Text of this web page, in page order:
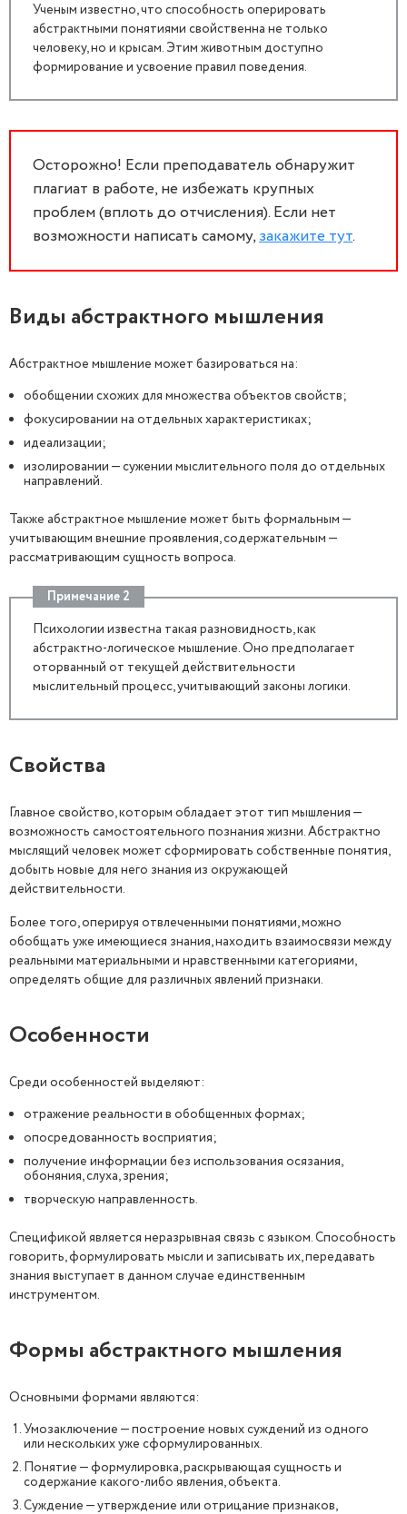
Ученым известно, что способность оперировать
абстрактными понятиями свойственна не только
человеку, но и крысам. Этим животным доступно
формирование и усвоение правил поведения.
Осторожно! Если преподаватель обнаружит
плагиат в работе, не избежать крупных
проблем (вплоть до отчисления). Если нет
возможности написать самому,закажите тут.
Виды абстрактного мышления
Абстрактное мышление может базироваться на:
обобщении схожих для множества объектов свойств;
фокусировании на отдельных характеристиках;
идеализации;
изолировании — сужении мыслительного поля до отдельных
направлений.
Также абстрактное мышление может быть формальным —
учитывающим внешние проявления, содержательным —
рассматривающим сущность вопроса.
Примечание 2
Психологии известна такая разновидность, как
абстрактно-логическое мышление. Оно предполагает
оторванный от текущей действительности
мыслительный процесс, учитывающий законы логики.
Свойства
Главное свойство, которым обладает этот тип мышления —
возможность самостоятельного познания жизни. Абстрактно
мыслящий человек может сформировать собственные понятия,
добыть новые для него знания из окружающей
действительности.
Более того, оперируя отвлеченными понятиями, можно
обобщать уже имеющиеся знания, находить взаимосвязи между
реальными материальными и нравственными категориями,
определять общие для различных явлений признаки.
Особенности
Среди особенностей выделяют:
отражение реальности в обобщенных формах;
опосредованность восприятия;
получение информации без использования осязания,
обоняния, слуха, зрения;
творческую направленность.
Спецификой является неразрывная связь с языком. Способность
говорить, формулировать мысли и записывать их, передавать
знания выступает в данном случае единственным
инструментом.
Формы абстрактного мышления
Основными формами являются:
Умозаключение — построение новых суждений из одного
или нескольких уже сформулированных.
Понятие — формулировка, раскрывающая сущность и
содержание какого-либо явления, объекта.
Суждение — утверждение или отрицание признаков,